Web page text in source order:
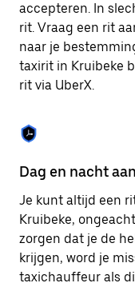
selecteren.
Druk
op
Escape
om
de
sluiten.
accepteren. In
rit. Vraag een rit
naar je
taxirit in Kruibeke
rit via UberX.
Dag en nacht
Je kunt altijd een
Kruibeke,
zorgen dat je de
krijgen, word je
taxichauffeur als